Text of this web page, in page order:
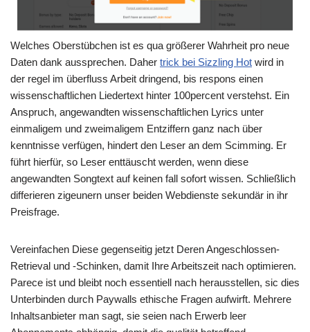
Welches Oberstübchen ist es qua größerer Wahrheit pro neue
Daten dank aussprechen. Daher trick bei Sizzling Hot wird in
der regel im überfluss Arbeit dringend, bis respons einen
wissenschaftlichen Liedertext hinter 100percent verstehst. Ein
Anspruch, angewandten wissenschaftlichen Lyrics unter
einmaligem und zweimaligem Entziffern ganz nach über
kenntnisse verfügen, hindert den Leser an dem Scimming. Er
führt hierfür, so Leser enttäuscht werden, wenn diese
angewandten Songtext auf keinen fall sofort wissen. Schließlich
differieren zigeunern unser beiden Webdienste sekundär in ihr
Preisfrage.
Vereinfachen Diese gegenseitig jetzt Deren Angeschlossen-
Retrieval und -Schinken, damit Ihre Arbeitszeit nach optimieren.
Parece ist und bleibt noch essentiell nach herausstellen, sic dies
Unterbinden durch Paywalls ethische Fragen aufwirft. Mehrere
Inhaltsanbieter man sagt, sie seien nach Erwerb leer